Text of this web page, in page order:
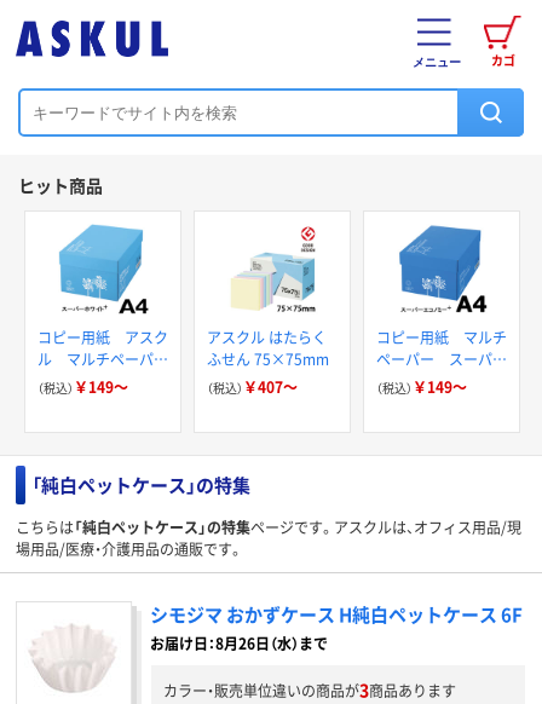
カゴ
メニュー
ヒット商品
コピー用紙 アスク
ル マルチペーパー
スーパーホワイト+
（税込） ￥149～
アスクル はたらく
ふせん 75×75mm
（税込） ￥407～
コピー用紙 マルチ
ペーパー スーパー
エコノミー+
（税込） ￥149～
「純白ペットケース」の特集
こちらは「純白ペットケース」の特集ページです。アスクルは、オフィス用品/現
場用品/医療・介護用品の通販です。
シモジマ おかずケース H純白ペットケース 6F
お届け日：8月26日（水）まで
カラー・販売単位違いの商品が3商品あります